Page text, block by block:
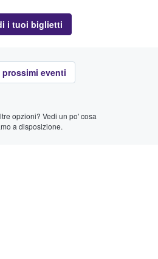
i tuoi biglietti
prossimi eventi
opzioni? Vedi un po' cosa
a disposizione.